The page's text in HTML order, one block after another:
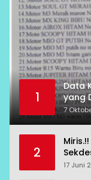
1
Data
yang
7
2
17 Juni